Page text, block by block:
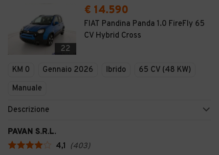
22
€ 14.590
FIAT Pandina Panda 1.0 FireFly 65
CV Hybrid Cross
KM 0 Gennaio 2026 Ibrido
65 CV (48 KW)
Manuale
Descrizione
PAVAN S.R.L.
4,1 (403)